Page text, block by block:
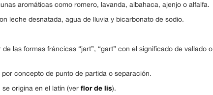
aromáticas como romero, lavanda, albahaca, ajenjo o alfalfa.
leche desnatada, agua de lluvia y bicarbonato de sodio.
las formas fráncicas “jart”, “gart” con el significado de vallado o
concepto de punto de partida o separación.
origina en el latín (ver flor de lis).